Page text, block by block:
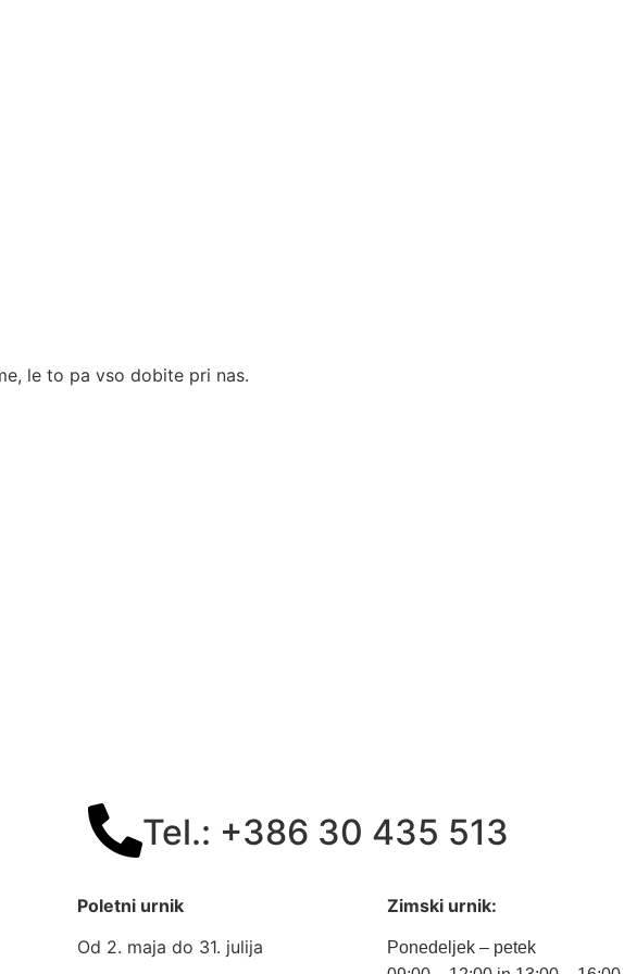
le to pa vso dobite pri nas.
Tel.: +386 30 435 513
Poletni urnik
Od 2. maja do 31. julija
Zimski urnik:
Ponedeljek – petek